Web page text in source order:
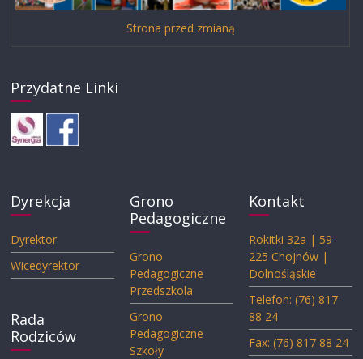
Strona przed zmianą
Przydatne Linki
Dyrekcja
Dyrektor
Wicedyrektor
Rada
Rodziców
Grono
Pedagogiczne
Grono
Pedagogiczne
Przedszkola
Grono
Pedagogiczne
Szkoły
Kontakt
Rokitki 32a | 59-
225 Chojnów |
Dolnośląskie
Telefon: (76) 817
88 24
Fax: (76) 817 88 24